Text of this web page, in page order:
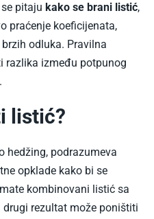
pitaju kako se brani listić,
praćenje koeficijenata,
odluka. Pravilna
razlika između potpunog
listić?
hedžing, podrazumeva
opklade kako bi se
kombinovani listić sa
rezultat može poništiti